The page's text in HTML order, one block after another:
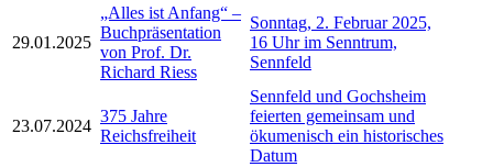
29.01.2025
„Alles ist Anfang“ –
Buchpräsentation
von Prof. Dr.
Richard Riess
Sonntag, 2. Februar 2025,
16 Uhr im Senntrum,
Sennfeld
23.07.2024
375 Jahre
Reichsfreiheit
Sennfeld und Gochsheim
feierten gemeinsam und
ökumenisch ein historisches
Datum